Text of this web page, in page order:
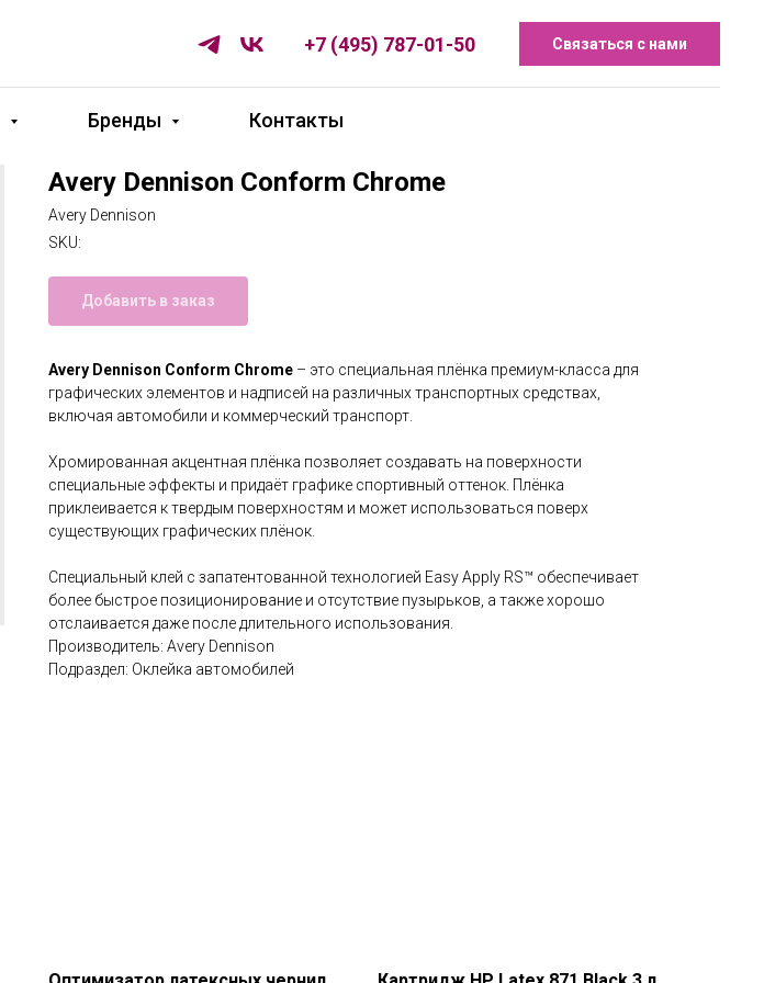
+7 (495) 787-01-50 Связаться с нами
Бренды Контакты
Avery Dennison Conform Chrome
Avery Dennison
SKU:
Добавить в заказ
Avery Dennison Conform Chrome – это специальная плёнка премиум-класса для
графических элементов и надписей на различных транспортных средствах,
включая автомобили и коммерческий транспорт.
Хромированная акцентная плёнка позволяет создавать на поверхности
специальные эффекты и придаёт графике спортивный оттенок. Плёнка
приклеивается к твердым поверхностям и может использоваться поверх
существующих графических плёнок.
Специальный клей с запатентованной технологией Easy Apply RS™ обеспечивает
более быстрое позиционирование и отсутствие пузырьков, а также хорошо
отслаивается даже после длительного использования.
Производитель: Avery Dennison
Подраздел: Оклейка автомобилей